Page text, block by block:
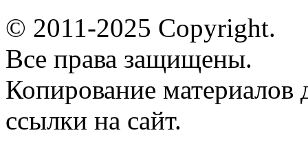
© 2011-2025 Copyright.
Все права защищены.
Копирование материалов
ссылки на сайт.